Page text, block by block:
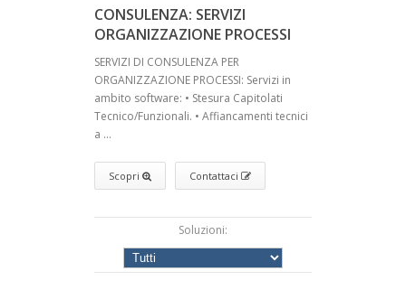
CONSULENZA: SERVIZI
ORGANIZZAZIONE PROCESSI
SERVIZI DI CONSULENZA PER
ORGANIZZAZIONE PROCESSI: Servizi in
ambito software: • Stesura Capitolati
Tecnico/Funzionali. • Affiancamenti tecnici
a ...
Scopri Contattaci
Soluzioni: